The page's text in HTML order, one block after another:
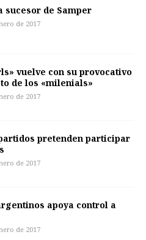
sucesor de Samper
de 2017
vuelve con su provocativo
de los «milenials»
de 2017
pretenden participar
de 2017
apoya control a
de 2017